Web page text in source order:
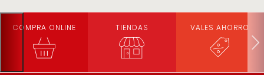
COMPRA ONLINE TIENDAS VALES AHORRO